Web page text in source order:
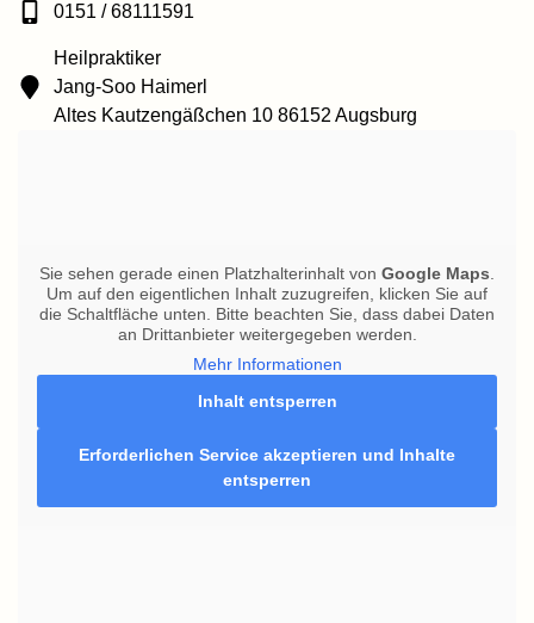
0151 / 68111591
Heilpraktiker
Jang-Soo Haimerl
Altes Kautzengäßchen 10 86152 Augsburg
Sie sehen gerade einen Platzhalterinhalt von Google Maps
Um auf den eigentlichen Inhalt zuzugreifen, klicken Sie auf
die Schaltfläche unten. Bitte beachten Sie, dass dabei Daten
an Drittanbieter weitergegeben werden.
Mehr Informationen
Inhalt entsperren
Erforderlichen Service akzeptieren und Inhalte
entsperren